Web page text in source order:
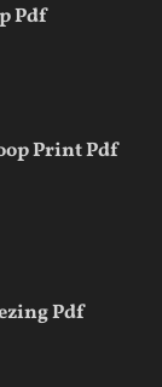
Pdf
Print Pdf
Pdf